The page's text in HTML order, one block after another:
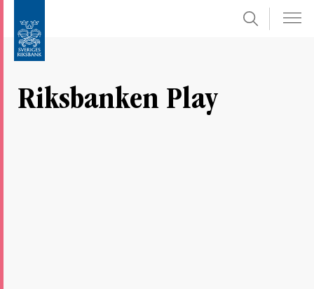
direkt
undersidor
Sök
Riksbanken Play